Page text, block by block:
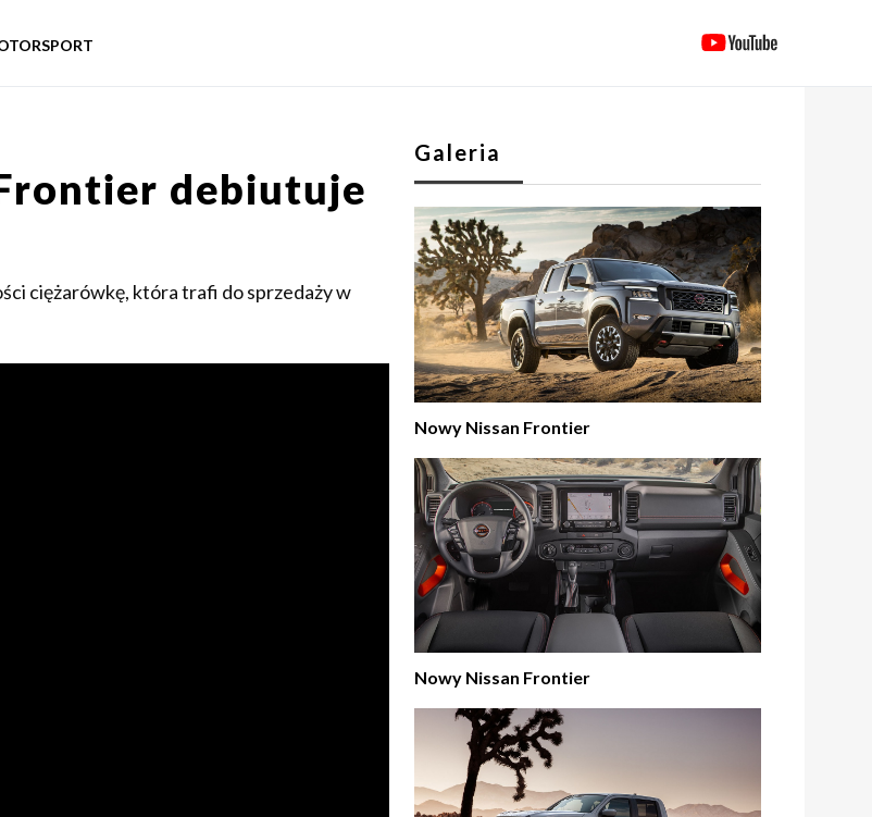
debiutuje
ciężarówkę, która trafi do sprzedaży w
Galeria
Nowy Nissan Frontier
Nowy Nissan Frontier